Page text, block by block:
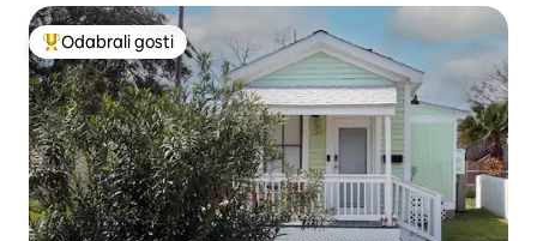
Među najviše rangiranima s oznakom „Odabrali gosti”
Odabrali gosti